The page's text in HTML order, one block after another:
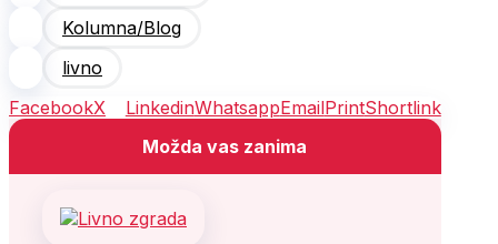
Kolumna/Blog
livno
FacebookX LinkedinWhatsappEmailPrintShortlink
Možda vas zanima